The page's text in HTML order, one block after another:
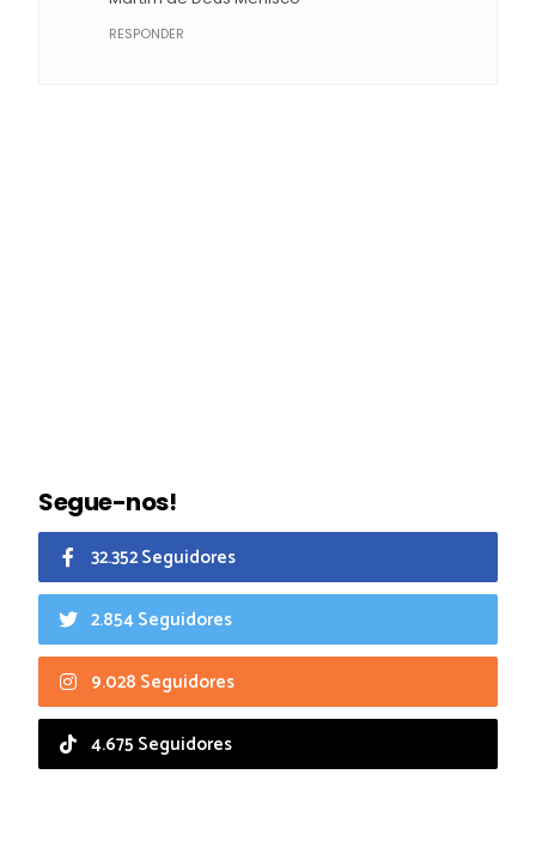
RESPONDER
Segue-nos!
32.352 Seguidores
2.854 Seguidores
9.028 Seguidores
4.675 Seguidores